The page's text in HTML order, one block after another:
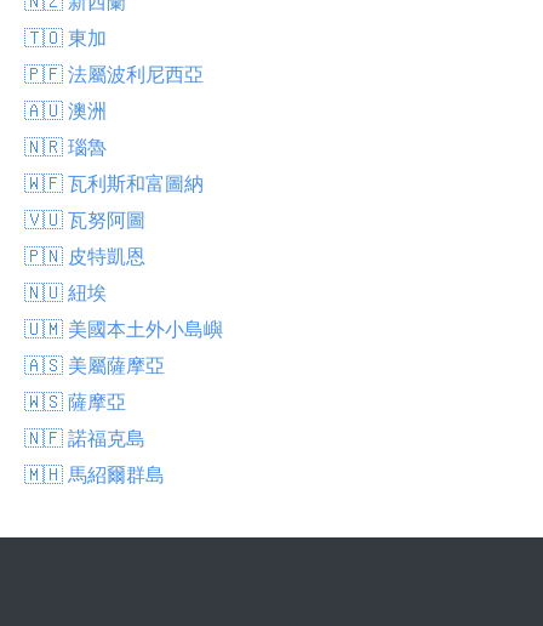
🇹🇴 東加
🇵🇫 法屬波利尼西亞
🇦🇺 澳洲
🇳🇷 瑙魯
🇼🇫 瓦利斯和富圖納
🇻🇺 瓦努阿圖
🇵🇳 皮特凱恩
🇳🇺 紐埃
🇺🇲 美國本土外小島嶼
🇦🇸 美屬薩摩亞
🇼🇸 薩摩亞
🇳🇫 諾福克島
🇲🇭 馬紹爾群島